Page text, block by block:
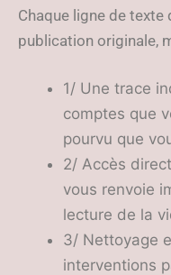
Chaque ligne de
publication originale,
1/ Une trace
comptes que
pourvu que
2/ Accès
vous renvoie
lecture de la
3/ Nettoyage
interventions